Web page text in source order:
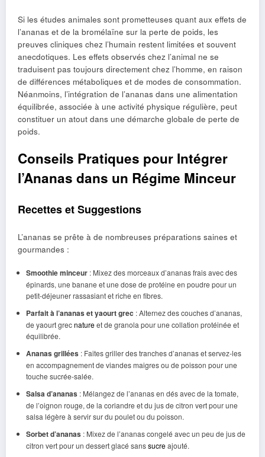
Si les études animales sont prometteuses quant aux effets de
l’ananas et de la bromélaïne sur la perte de poids, les
preuves cliniques chez l’humain restent limitées et souvent
anecdotiques. Les effets observés chez l’animal ne se
traduisent pas toujours directement chez l’homme, en raison
de différences métaboliques et de modes de consommation.
Néanmoins, l’intégration de l’ananas dans une alimentation
équilibrée, associée à une activité physique régulière, peut
constituer un atout dans une démarche globale de perte de
poids.
Conseils Pratiques pour Intégrer
l’Ananas dans un Régime Minceur
Recettes et Suggestions
L’ananas se prête à de nombreuses préparations saines et
gourmandes :
Smoothie minceur: Mixez des morceaux d’ananas frais avec des
épinards, une banane et une dose de protéine en poudre pour un
petit-déjeuner rassasiant et riche en fibres.
Parfait à l’ananas et yaourt grec : Alternez des couches d’ananas,
de yaourt grecnatureet de granola pour une collation protéinée et
équilibrée.
Ananas grillées : Faites griller des tranches d’ananas et servez-les
en accompagnement de viandes maigres ou de poisson pour une
touche sucrée-salée.
Salsa d’ananas : Mélangez de l’ananas en dés avec de la tomate,
de l’oignon rouge, de la coriandre et du jus de citron vert pour une
salsa légère à servir sur du poulet ou du poisson.
Sorbet d’ananas : Mixez de l’ananas congelé avec un peu de jus de
citron vert pour un dessert glacé sanssucreajouté.